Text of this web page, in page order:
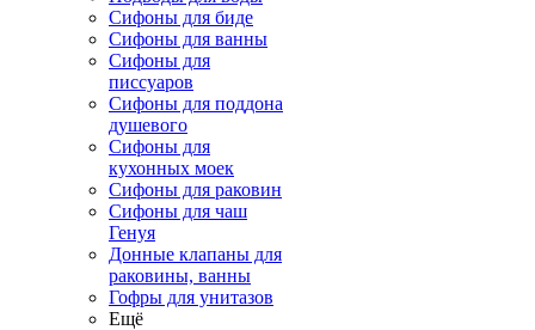
Сифоны для биде
Сифоны для ванны
Сифоны для
писсуаров
Сифоны для поддона
душевого
Сифоны для
кухонных моек
Сифоны для раковин
Сифоны для чаш
Генуя
Донные клапаны для
раковины, ванны
Гофры для унитазов
Ещё